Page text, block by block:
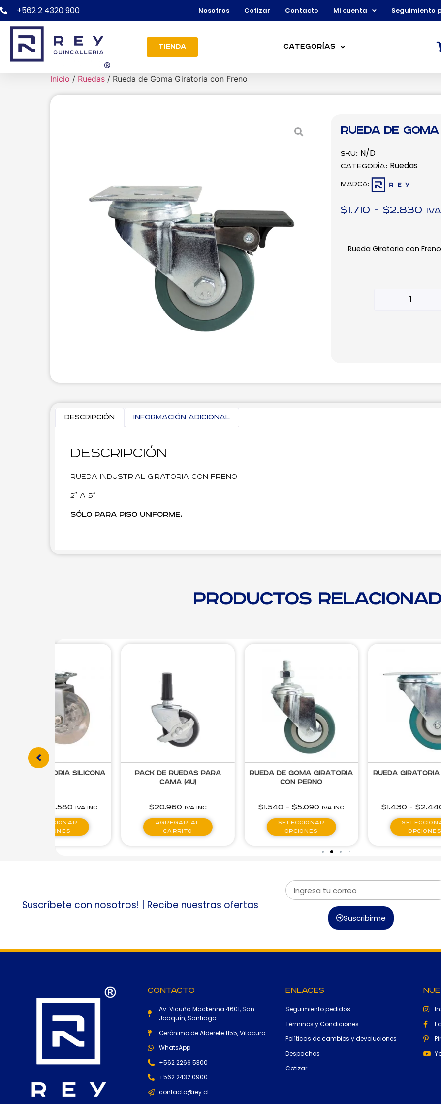
+562 2 4320 900 Nosotros Cotizar Contacto Mi cuenta Seguimiento
Tienda Categorías
Inicio / Ruedas / Rueda de Goma Giratoria con Freno
Rueda de
SKU: N/D
Categoría: Ruedas
Marca:
$1.710 - $2.830
Rueda Giratoria con Freno
Descripción Información adicional
Descripción
Rueda Industrial Giratoria con Freno
2″ a 5″
Sólo para piso uniforme.
Productos
Pack de Ruedas para
$20.960
Rueda de Goma Giratoria
$1.540 IVA inc
Rueda Giratoria de Goma
$1.430 IVA inc
Suscríbete con nosotros! | Recibe nuestras ofertas
Suscribirme
Contacto
Av. Vicuña Mackenna 4601, San
Joaquín, Santiago
Gerónimo de Alderete 1155, Vitacura
WhatsApp
+562 2266 5300
+562 2432 0900
contacto@rey.cl
Enlaces
Seguimiento pedidos
Términos y Condiciones
Políticas de cambios y devoluciones
Despachos
Cotizar